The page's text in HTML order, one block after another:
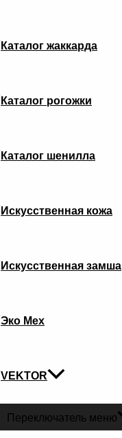
Каталог жаккарда
Каталог рогожки
Каталог шенилла
Искусственная кожа
Искусственная замша
Эко Мех
VEKTOR
Переключатель меню